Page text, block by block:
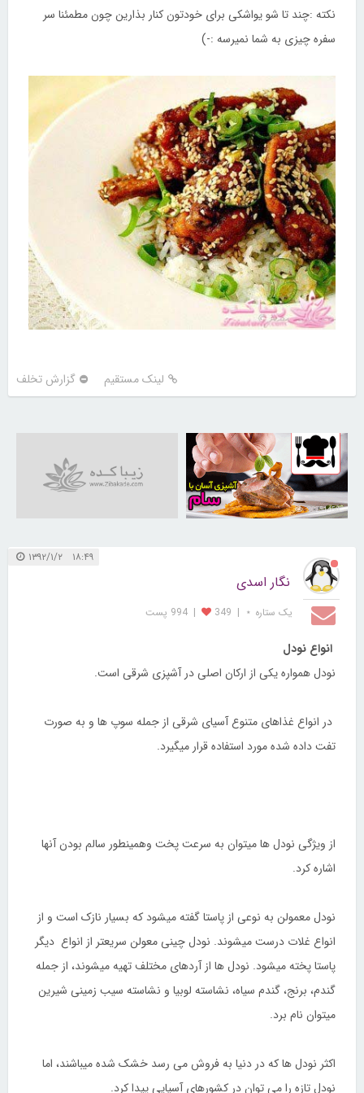
نکته :چند تا شو یواشکی برای خودتون کنار بذارین چون مطمئنا سر
سفره چیزی به شما نمیرسه :-)
لینک مستقیم گزارش تخلف
30251450
۱۸:۴۹ ۱۳۹۲/۱/۲
نگار اسدی
یک ستاره ⋆ |
349
| 994 پست
انواع نودل
نودل همواره یکی از ارکان اصلی در آشپزی شرقی است.
در انواع غذاهای متنوع آسیای شرقی از جمله سوپ ها و به صورت
تفت داده شده مورد استفاده قرار میگیرد.
از ویژگی نودل ها میتوان به سرعت پخت وهمینطور سالم بودن آنها
اشاره کرد.
نودل معمولن به نوعی از پاستا گفته میشود که بسیار نازک است و از
انواع غلات درست میشوند. نودل چینی معولن سریعتر از انواع دیگر
پاستا پخته میشود. نودل ها از آردهای مختلف تهیه میشوند، از جمله
گندم، برنج، گندم سیاه، نشاسته لوبیا و نشاسته سیب زمینی شیرین
میتوان نام برد.
اکثر نودل ها که در دنیا به فروش می رسد خشک شده میباشند، اما
نودل تازه را می توان در کشورهای آسیایی پیدا کرد.